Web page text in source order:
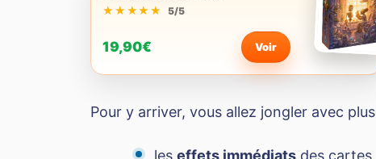
★★★★★
★★★★★ 5/5
19,90€ Voir
Pour y arriver, vous allez jongler avec
les effets immédiats des cartes